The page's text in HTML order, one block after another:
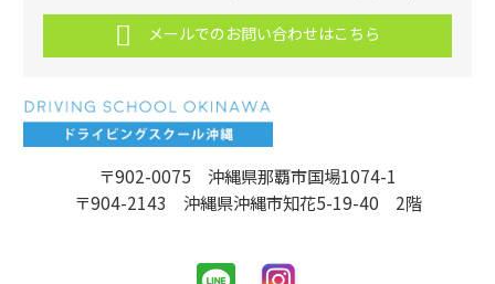
〒902-0075 沖縄県那覇市国場1074-1
〒904-2143 沖縄県沖縄市知花5-19-40 2階
メールでのお問い合わせはこちら